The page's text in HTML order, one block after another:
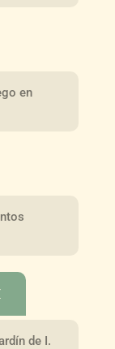
en
de I.